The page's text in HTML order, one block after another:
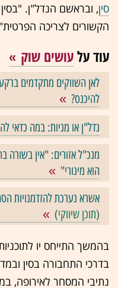
סין, ובראשם הנדל"ן.
הקשורים לצריכה
עוד עלעושים שוק
לאן השווקים מתקדמים
להיכנס?
נדל"ן או מניות: במה כדאי
מנכ"ל אזורים: "אין בשורה
הוא מינורי"
אשרא נערכת להזדמנויות
(תוכן שיווקי)
בהמשך התייחס יו
בדרכי התחבורה בסין
נתיבי המסחר לאירופה,